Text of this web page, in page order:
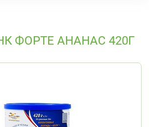
ФОРТЕ АНАНАС 420Г